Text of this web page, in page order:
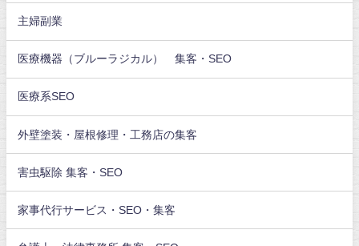
主婦副業
医療機器（ブルーラジカル） 集客・SEO
医療系SEO
外壁塗装・屋根修理・工務店の集客
害虫駆除 集客・SEO
家事代行サービス・SEO・集客